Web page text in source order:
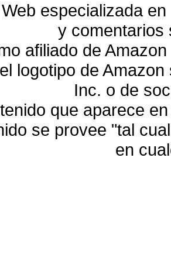
especializada
y
afiliado de
logotipo de
Inc. o de
que aparece
se provee "tal
en